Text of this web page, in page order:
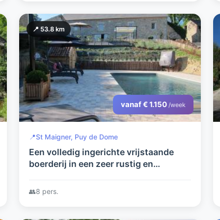
📍 53.8 km
vanaf € 1.150 /week
📍St Maigner, Puy de Dome
Een volledig ingerichte vrijstaande
boerderij in een zeer rustig en
Dome. Met prive zwembad.
👥8 pers.